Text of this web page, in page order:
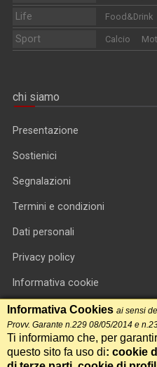
Life Food&Drink
Sport Calcio
chi siamo
Presentazione
Sostienici
Segnalazioni
Termini e condizioni
Dati personali
Privacy policy
Informativa cookie
RSS feed
RSS Top News
Contatti
Informativa Cookies ai sensi
Provv. Garante n.229 08/05/2014 e
Ti informiamo che, per
questo sito fa uso di: cookie